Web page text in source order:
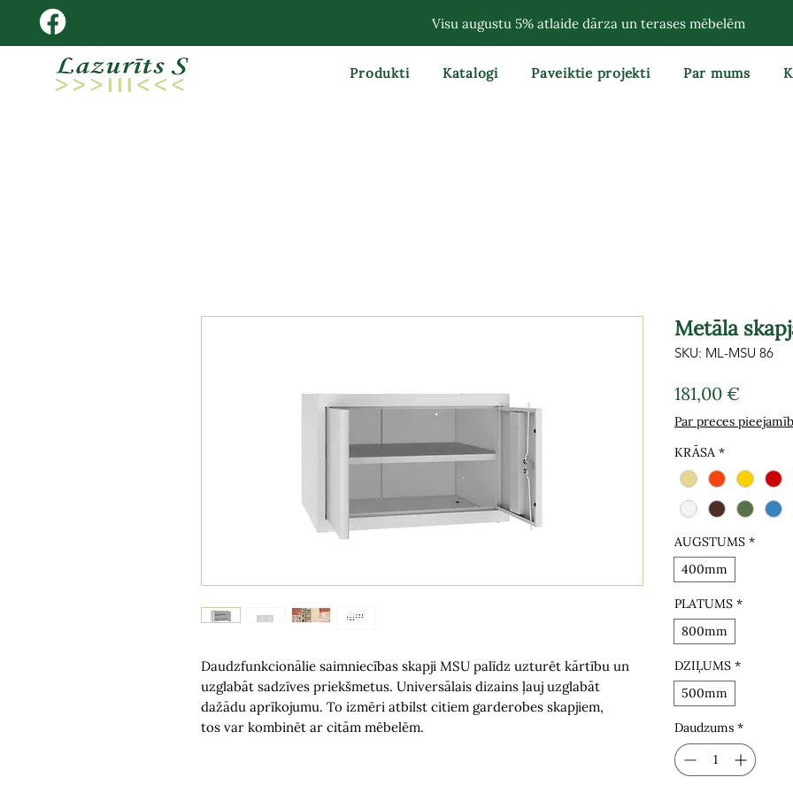
Visu augustu 5% atlaide dārza un terases mēbelēm
Produkti Katalogi Paveiktie projekti Par mums
Daudzfunkcionālie saimniecības skapji MSU palīdz uzturēt kārtību un
uzglabāt sadzīves priekšmetus. Universālais dizains ļauj uzglabāt
dažādu aprīkojumu. To izmēri atbilst citiem garderobes skapjiem,
tos var kombinēt ar citām mēbelēm.
Metāla
SKU: ML-MSU 86
181,00 €Cena
Par preces
KRĀSA *
AUGSTUMS *
400mm
PLATUMS *
800mm
DZIĻUMS *
500mm
Daudzums *